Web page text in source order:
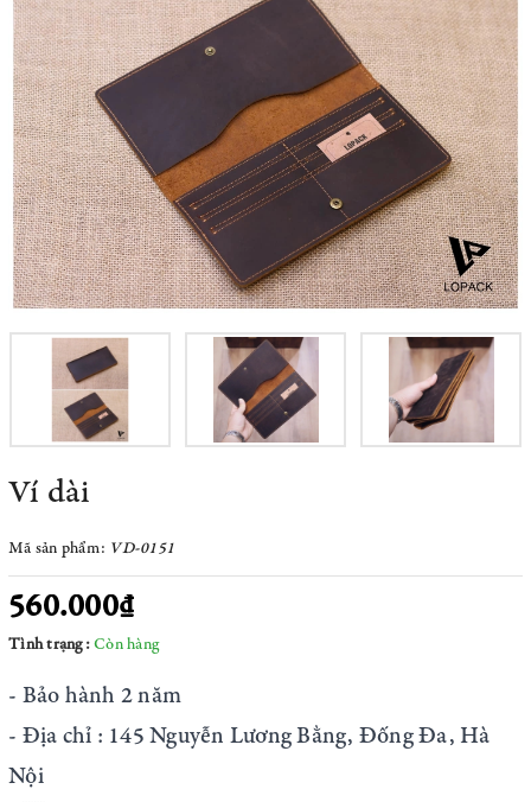
Ví dài
Mã sản phẩm: VD-0151
560.000₫
Tình trạng: Còn hàng
- Bảo hành 2 năm
- Địa chỉ : 145 Nguyễn Lương Bằng, Đống Đa, Hà
Nội